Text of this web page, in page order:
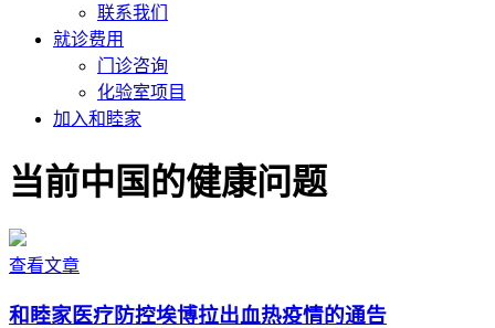
联系我们
就诊费用
门诊咨询
化验室项目
加入和睦家
当前中国的健康问题
查看文章
和睦家医疗防控埃博拉出血热疫情的通告